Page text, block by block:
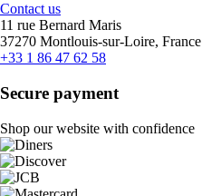
Contact us
11 rue Bernard Maris
37270 Montlouis-sur-Loire, France
+33 1 86 47 62 58
Secure payment
Shop our website with confidence